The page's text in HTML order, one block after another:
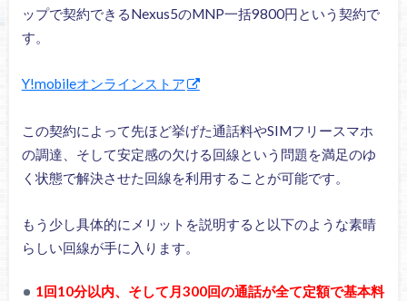
ップで契約できるNexus5のMNP一括9800円という契約で
す。
Y!mobileオンラインストア
この契約によって先ほど挙げた通話料やSIMフリースマホ
の調達、そして安定感の欠ける回線という問題を満足のゆ
く状態で解決させた回線を利用することが可能です。
もう少し具体的にメリットを説明すると以下のような素晴
らしい回線が手に入ります。
1回10分以内、そして月300回の通話が全て定額で基本料